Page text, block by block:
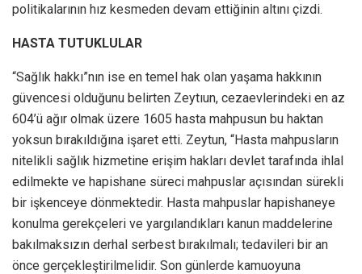
politikalarının hız kesmeden devam ettiğinin altını çizdi.
HASTA TUTUKLULAR
“Sağlık hakkı”nın ise en temel hak olan yaşama hakkının
güvencesi olduğunu belirten Zeytıun, cezaevlerindeki en az
604’ü ağır olmak üzere 1605 hasta mahpusun bu haktan
yoksun bırakıldığına işaret etti. Zeytun, “Hasta mahpusların
nitelikli sağlık hizmetine erişim hakları devlet tarafında ihlal
edilmekte ve hapishane süreci mahpuslar açısından sürekli
bir işkenceye dönmektedir. Hasta mahpuslar hapishaneye
konulma gerekçeleri ve yargılandıkları kanun maddelerine
bakılmaksızın derhal serbest bırakılmalı; tedavileri bir an
önce gerçekleştirilmelidir. Son günlerde kamuoyuna